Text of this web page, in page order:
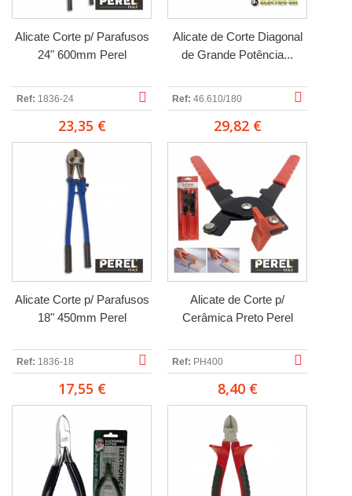
Alicate Corte p/ Parafusos
24" 600mm Perel
Ref: 1836-24
23,35 €
Alicate de Corte Diagonal
de Grande Potência...
Ref: 46.610/180
29,82 €
Alicate Corte p/ Parafusos
18" 450mm Perel
Ref: 1836-18
17,55 €
Alicate de Corte p/
Cerâmica Preto Perel
Ref: PH400
8,40 €